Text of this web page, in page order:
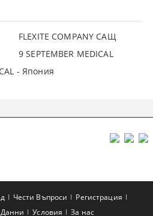
FLEXITE COMPANY САЩ
9 SEPTEMBER MEDICAL
- Япония
Чести Въпроси
Регистрация
Условия За нас